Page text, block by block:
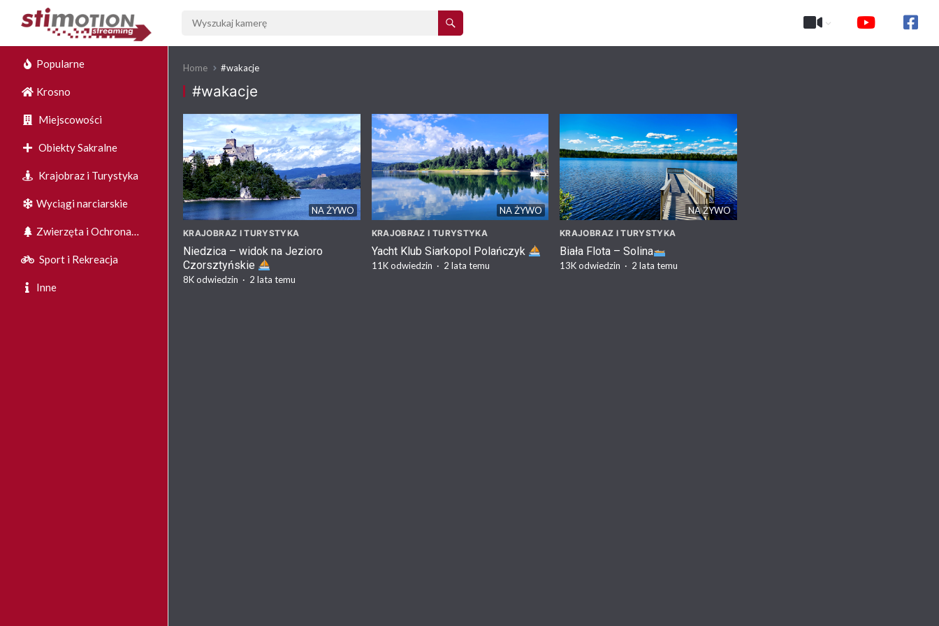
Popularne
Krosno
Miejscowości
Obiekty Sakralne
Krajobraz i Turystyka
Wyciągi narciarskie
Zwierzęta i Ochrona
Środowiska
Sport i Rekreacja
Inne
Home #wakacje
#wakacje
NA ŻYWO
KRAJOBRAZ I TURYSTYKA
Niedzica – widok na Jezioro
Czorsztyńskie
8Kodwiedzin · 2 lata temu
NA ŻYWO
KRAJOBRAZ I TURYSTYKA
Yacht Klub Siarkopol Polańczyk
11Kodwiedzin · 2 lata temu
NA ŻYWO
KRAJOBRAZ I TURYSTYKA
Biała Flota – Solina
13Kodwiedzin · 2 lata temu